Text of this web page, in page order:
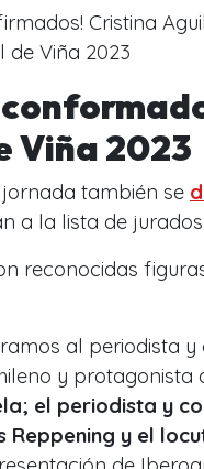
Cristina
de Viña 2023
Viña 2023
también se
a la lista de
reconocidas
al periodista
y protagonista
el periodista y
Reppening y el